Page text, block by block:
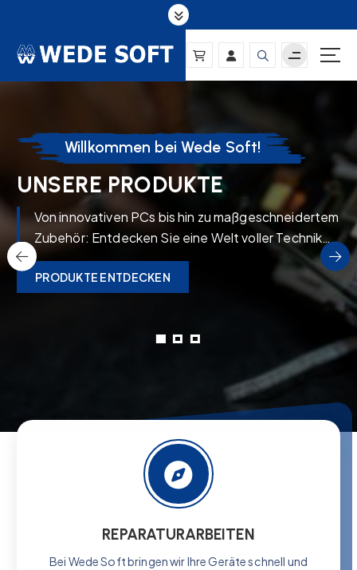
t
n
Willkommen bei Wede Soft!
UNSERE PRODUKTE
Von innovativen PCs bis hin zu maßgeschneidertem
Zubehör: Entdecken Sie eine Welt voller Technik
bei Wede Soft, wo Qualität auf Vielfalt und
Zuverlässigkeit trifft.
PRODUKTE ENTDECKEN
REPARATURARBEITEN
Bei Wede Soft bringen wir Ihre Geräte schnell und